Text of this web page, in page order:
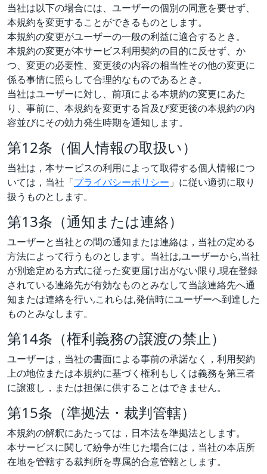
当社は以下の場合には、ユーザーの個別の同意を要せず、
本規約を変更することができるものとします。
本規約の変更がユーザーの一般の利益に適合するとき。
本規約の変更が本サービス利用契約の目的に反せず、か
つ、変更の必要性、変更後の内容の相当性その他の変更に
係る事情に照らして合理的なものであるとき。
当社はユーザーに対し、前項による本規約の変更にあた
り、事前に、本規約を変更する旨及び変更後の本規約の内
容並びにその効力発生時期を通知します。
第12条（個人情報の取扱い）
当社は，本サービスの利用によって取得する個人情報につ
いては，当社「プライバシーポリシー 」に従い適切に取り
扱うものとします。
第13条（通知または連絡）
ユーザーと当社との間の通知または連絡は，当社の定める
方法によって行うものとします。当社は,ユーザーから,当社
が別途定める方式に従った変更届け出がない限り,現在登録
されている連絡先が有効なものとみなして当該連絡先へ通
知または連絡を行い,これらは,発信時にユーザーへ到達した
ものとみなします。
第14条（権利義務の譲渡の禁止）
ユーザーは，当社の書面による事前の承諾なく，利用契約
上の地位または本規約に基づく権利もしくは義務を第三者
に譲渡し，または担保に供することはできません。
第15条（準拠法・裁判管轄）
本規約の解釈にあたっては，日本法を準拠法とします。
本サービスに関して紛争が生じた場合には，当社の本店所
在地を管轄する裁判所を専属的合意管轄とします。